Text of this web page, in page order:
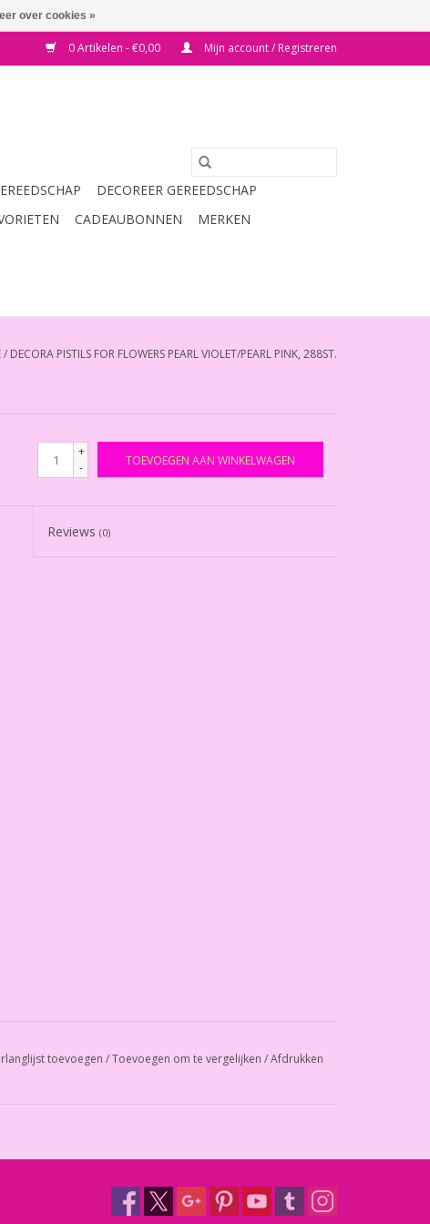
0 Artikelen - €0,00 Mijn account / Registreren
DECOREER GEREEDSCHAP
CADEAUBONNEN MERKEN
/ DECORA PISTILS FOR FLOWERS PEARL VIOLET/PEARL PINK, 288ST.
+
-
TOEVOEGEN AAN WINKELWAGEN
Reviews(0)
toevoegen /Toevoegen om te vergelijken /Afdrukken
over cookies »